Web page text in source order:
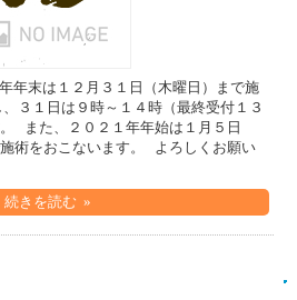
年末は１２月３１日（木曜日）まで施
３１日は９時～１４時（最終受付１３
また、２０２１年年始は１月５日
施術をおこないます。 よろしくお願い
続きを読む »